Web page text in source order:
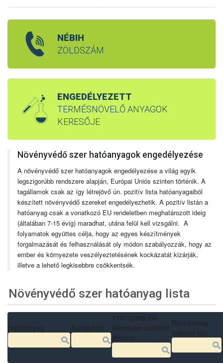
NÉBIH
ZÖLDSZÁM
ENGEDÉLYEZETT
TERMÉSNÖVELŐ ANYAGOK
KERESŐJE
Növényvédő szer hatóanyagok engedélyezése
A növényvédő szer hatóanyagok engedélyezése a világ egyik
legszigorúbb rendszere alapján, Európai Uniós szinten történik. A
tagállamok csak az így létrejövő ún. pozitív lista hatóanyagaiból
készített növényvédő szereket engedélyezhetik. A pozitív listán a
hatóanyag csak a vonatkozó EU rendeletben meghatározott ideig
(általában 7-15 évig) maradhat, utána felül kell vizsgálni. A
folyamatok együttes célja, hogy az egyes készítmények
forgalmazását és felhasználását oly módon szabályozzák, hogy az
ember és környezete veszélyeztetésének kockázatát kizárják,
illetve a lehető legkisebbre csökkentsék.
Növényvédő szer hatóanyag lista